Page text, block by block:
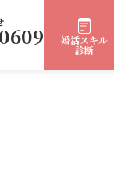
婚活スキル
診断